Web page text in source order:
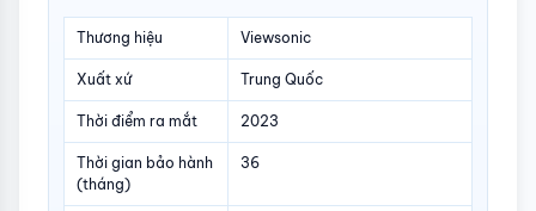
Thương hiệu Viewsonic
Xuất xứ Trung Quốc
Thời điểm ra mắt 2023
Thời gian bảo hành
(tháng)
36